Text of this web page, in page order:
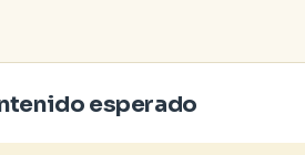
esperado